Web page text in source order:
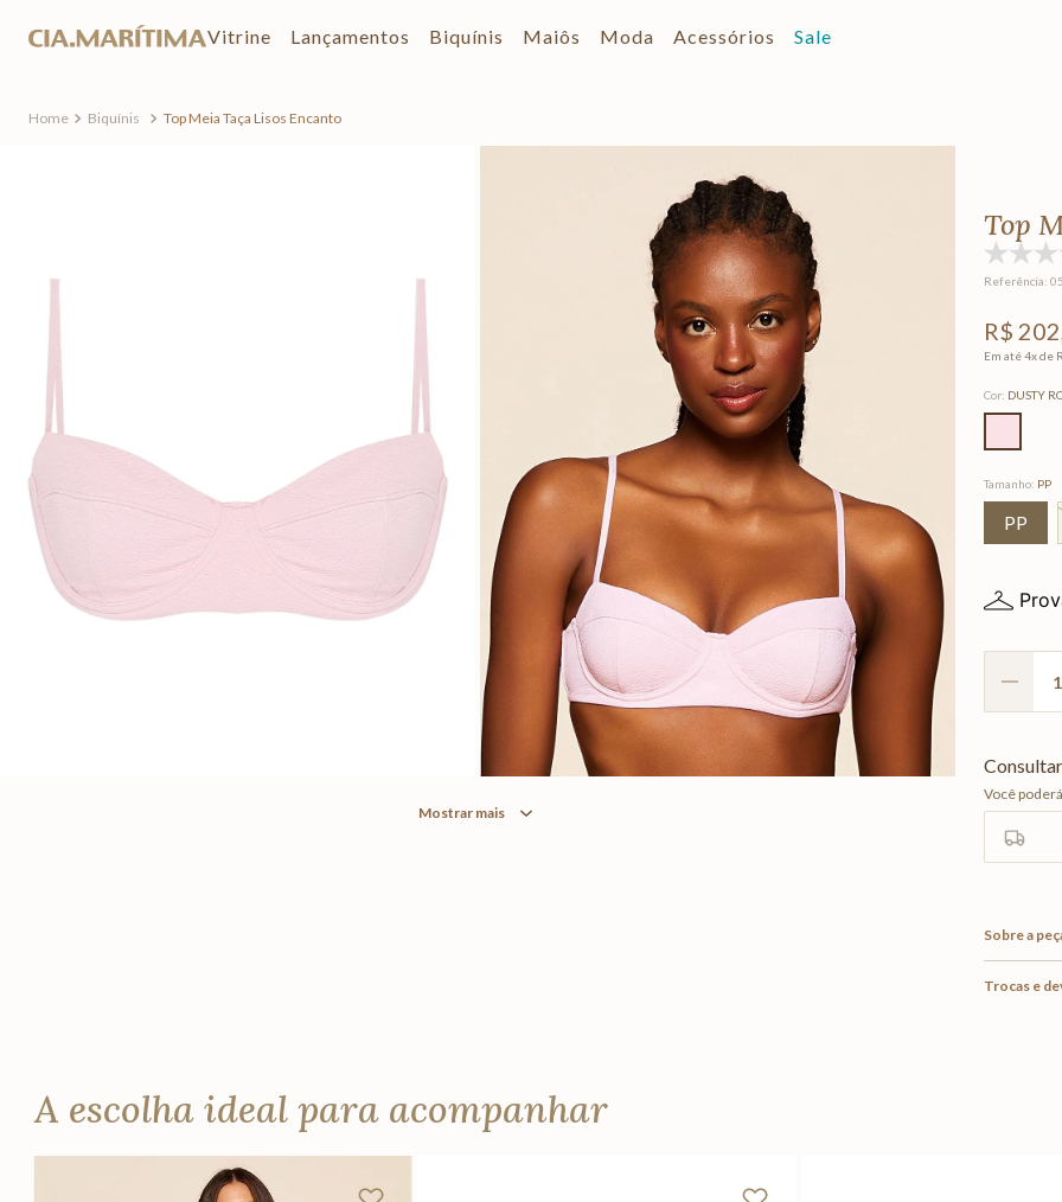
Vitrine Lançamentos Biquínis Maiôs Moda Acessórios Sale
Biquínis Top Meia Taça Lisos Encanto
Mostrar mais
Top
Referência:
R$ 202
Em até4x de
Cor: DUSTY
Tamanho: PP
PP
Sobre a
Trocas e
A escolha ideal para acompanhar